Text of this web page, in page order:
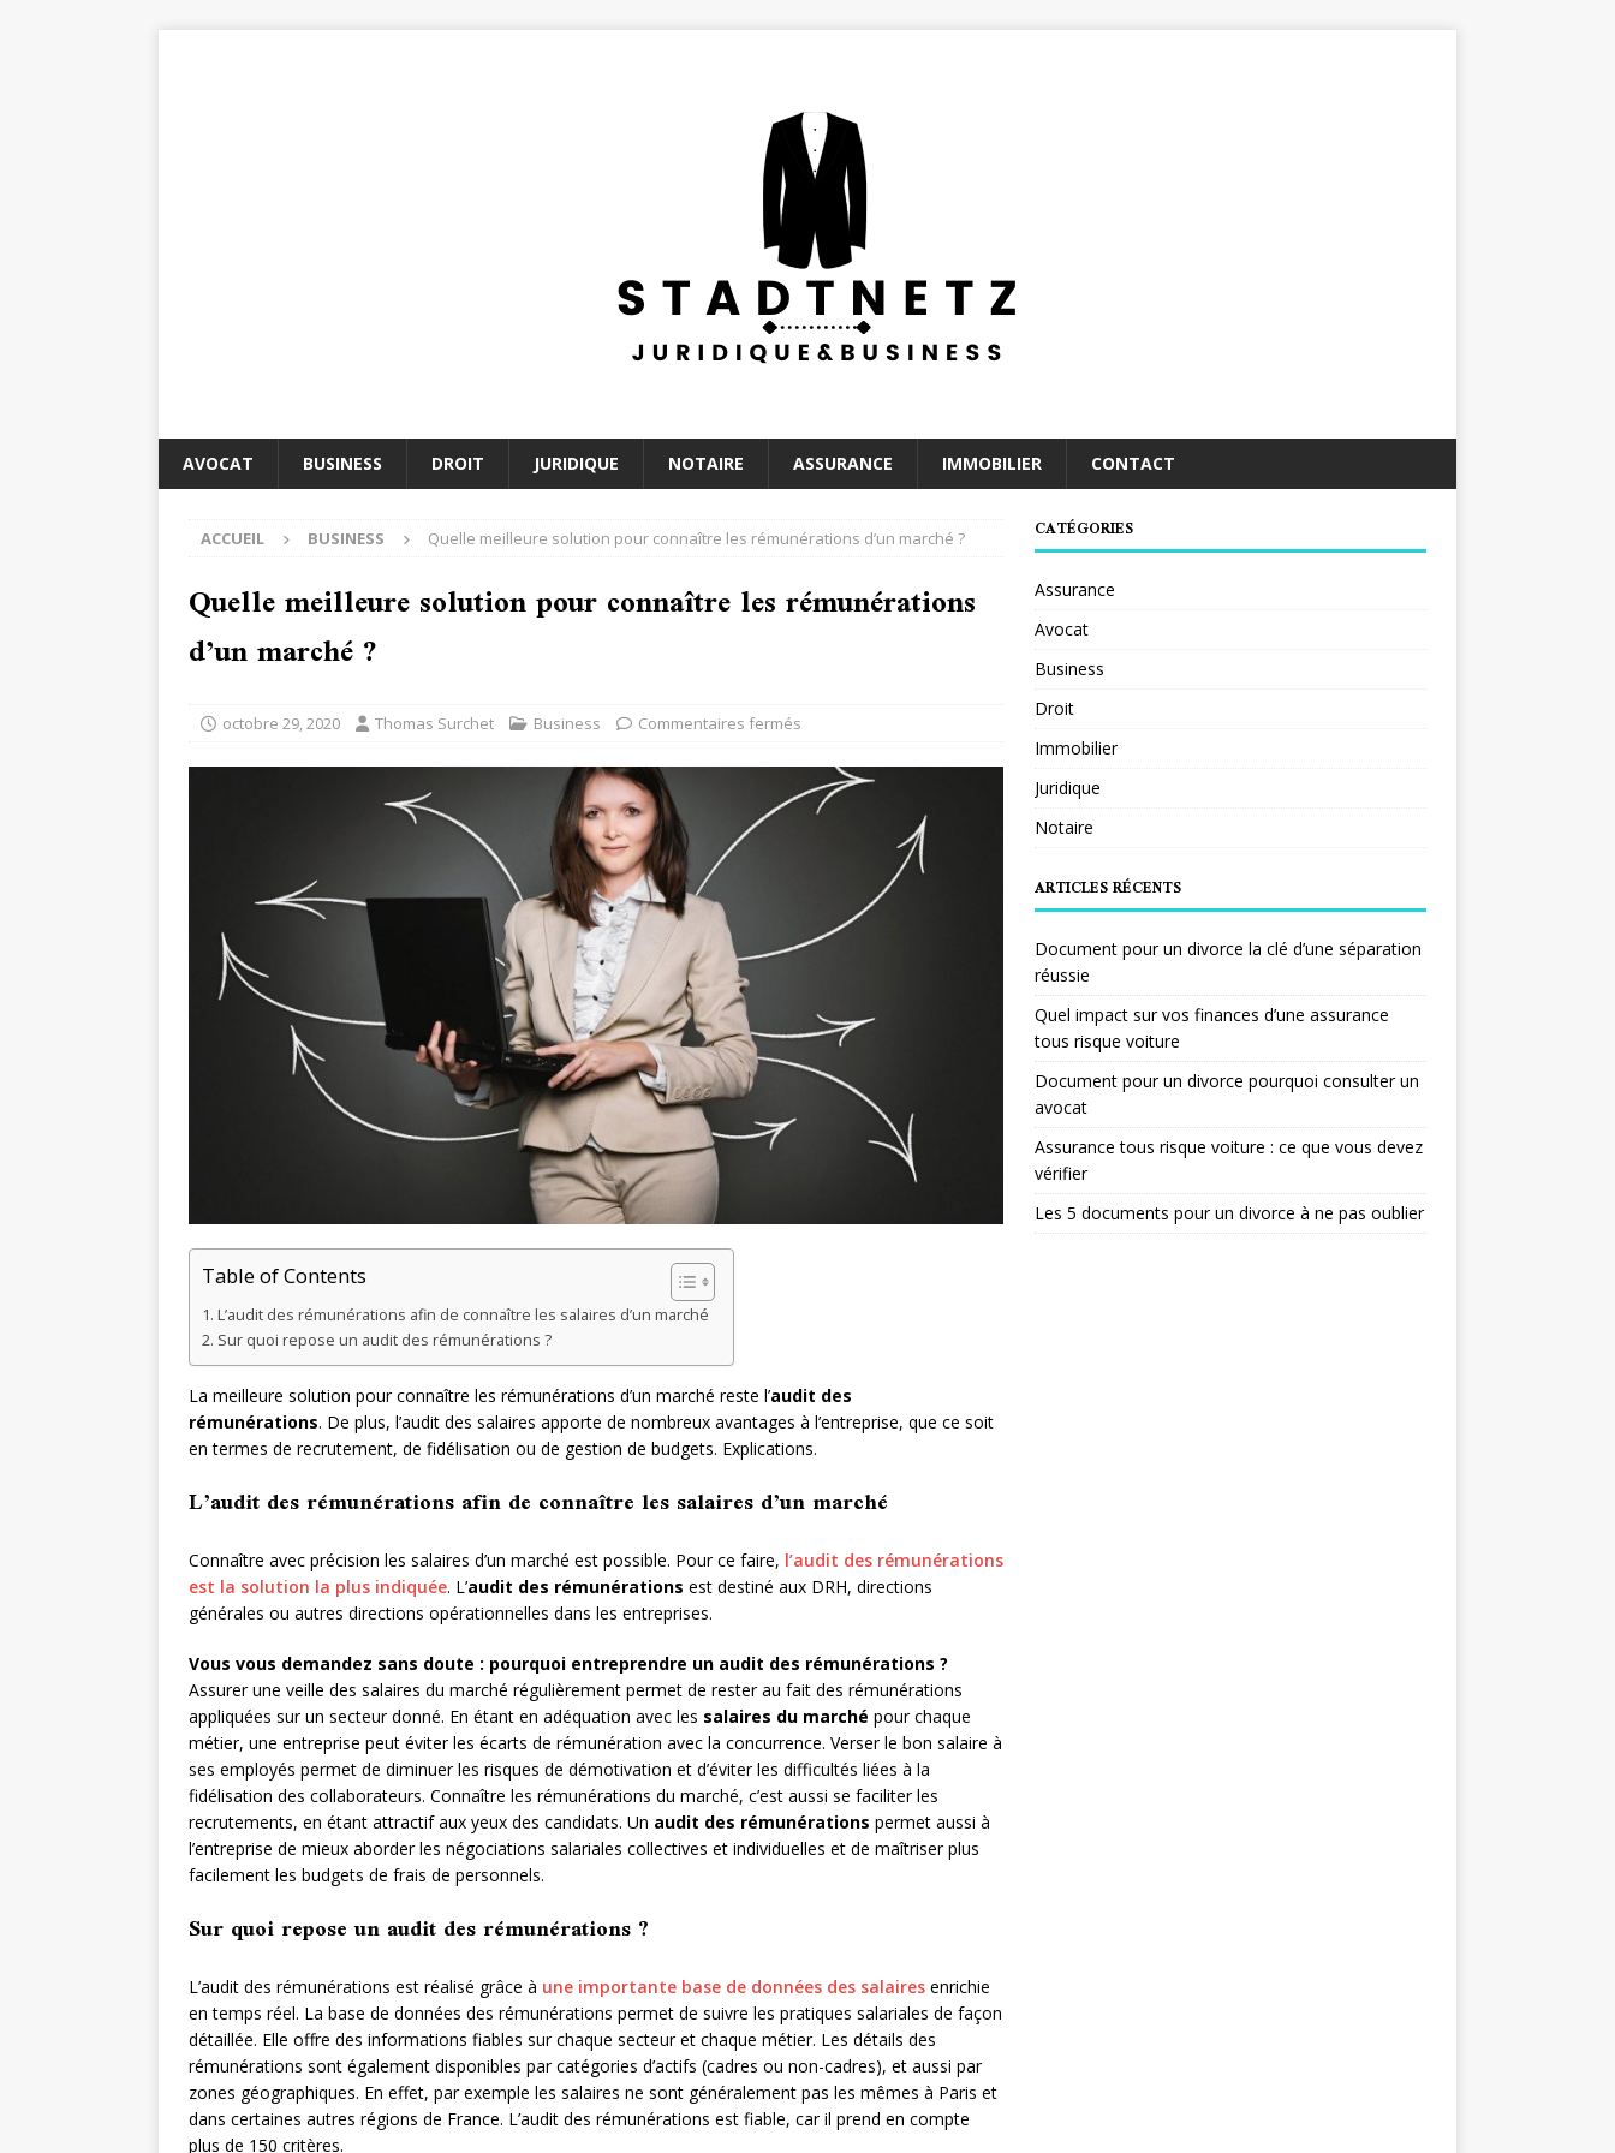
AVOCAT BUSINESS DROIT JURIDIQUE NOTAIRE ASSURANCE IMMOBILIER CONTACT
ACCUEIL BUSINESS Quelle meilleure solution pour connaître les rémunérations d’un marché ?
Quelle meilleure solution pour connaître les rémunérations
d’un marché ?
octobre 29, 2020 Thomas Surchet Business Commentaires fermés
Table of Contents
L’audit des rémunérations afin de connaître les salaires d’un marché
Sur quoi repose un audit des rémunérations ?
La meilleure solution pour connaître les rémunérations d’un marché reste l’audit des
rémunérations. De plus, l’audit des salaires apporte de nombreux avantages à l’entreprise, que ce soit
en termes de recrutement, de fidélisation ou de gestion de budgets. Explications.
L’audit des rémunérations afin de connaître les salaires d’un marché
Connaître avec précision les salaires d’un marché est possible. Pour ce faire, l’audit des rémunérations
est la solution la plus indiquée. L’audit des rémunérations est destiné aux DRH, directions
générales ou autres directions opérationnelles dans les entreprises.
Vous vous demandez sans doute : pourquoi entreprendre un audit des rémunérations ?
Assurer une veille des salaires du marché régulièrement permet de rester au fait des rémunérations
appliquées sur un secteur donné. En étant en adéquation avec les salaires du marché pour chaque
métier, une entreprise peut éviter les écarts de rémunération avec la concurrence. Verser le bon salaire à
ses employés permet de diminuer les risques de démotivation et d’éviter les difficultés liées à la
fidélisation des collaborateurs. Connaître les rémunérations du marché, c’est aussi se faciliter les
recrutements, en étant attractif aux yeux des candidats. Un audit des rémunérations permet aussi à
l’entreprise de mieux aborder les négociations salariales collectives et individuelles et de maîtriser plus
facilement les budgets de frais de personnels.
Sur quoi repose un audit des rémunérations ?
L’audit des rémunérations est réalisé grâce à une importante base de données des salaires enrichie
en temps réel. La base de données des rémunérations permet de suivre les pratiques salariales de façon
détaillée. Elle offre des informations fiables sur chaque secteur et chaque métier. Les détails des
rémunérations sont également disponibles par catégories d’actifs (cadres ou non-cadres), et aussi par
zones géographiques. En effet, par exemple les salaires ne sont généralement pas les mêmes à Paris et
dans certaines autres régions de France. L’audit des rémunérations est fiable, car il prend en compte
plus de 150 critères.
CATÉGORIES
Assurance
Avocat
Business
Droit
Immobilier
Juridique
Notaire
ARTICLES RÉCENTS
Document pour un divorce la clé d’une séparation
réussie
Quel impact sur vos finances d’une assurance
tous risque voiture
Document pour un divorce pourquoi consulter un
avocat
Assurance tous risque voiture : ce que vous devez
vérifier
Les 5 documents pour un divorce à ne pas oublier